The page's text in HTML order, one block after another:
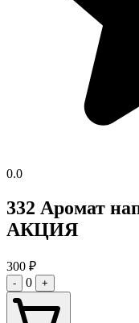
0.0
332 Аромат
АКЦИЯ
300 ₽
- 0 +